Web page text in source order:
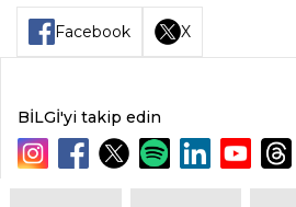
Facebook X
BİLGİ'yi takip edin